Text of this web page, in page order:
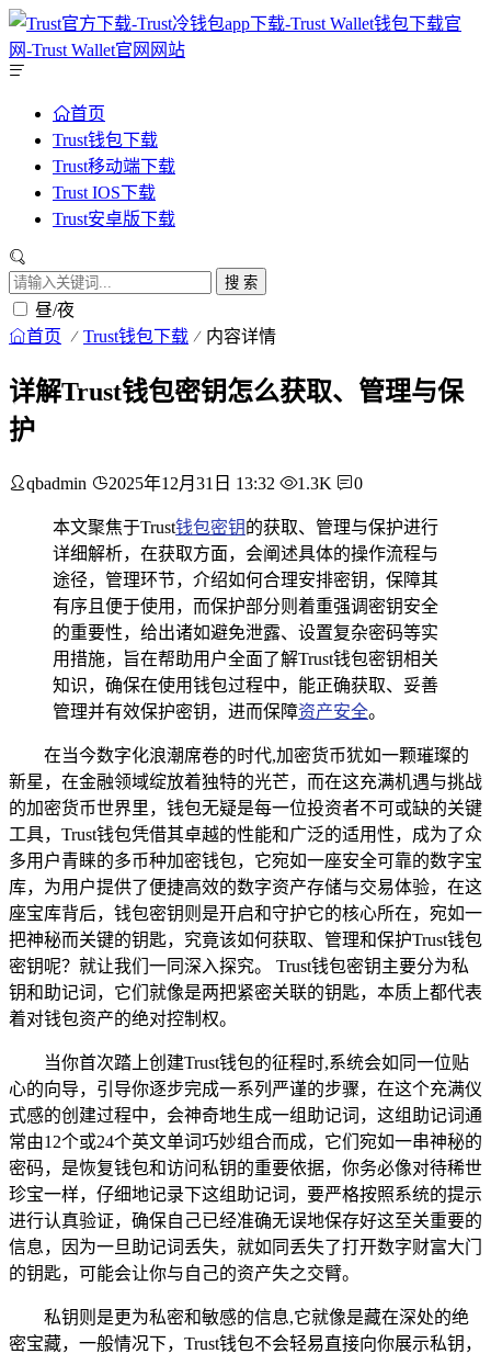
首页
Trust钱包下载
Trust移动端下载
Trust IOS下载
Trust安卓版下载
搜 索
昼/夜
首页 Trust钱包下载 内容详情
详解Trust钱包密钥怎么获取、管理与保
护
qbadmin 2025年12月31日 13:32 1.3K 0
本文聚焦于Trust钱包密钥的获取、管理与保护进行
详细解析，在获取方面，会阐述具体的操作流程与
途径，管理环节，介绍如何合理安排密钥，保障其
有序且便于使用，而保护部分则着重强调密钥安全
的重要性，给出诸如避免泄露、设置复杂密码等实
用措施，旨在帮助用户全面了解Trust钱包密钥相关
知识，确保在使用钱包过程中，能正确获取、妥善
管理并有效保护密钥，进而保障资产安全。
在当今数字化浪潮席卷的时代,加密货币犹如一颗璀璨的
新星，在金融领域绽放着独特的光芒，而在这充满机遇与挑战
的加密货币世界里，钱包无疑是每一位投资者不可或缺的关键
工具，Trust钱包凭借其卓越的性能和广泛的适用性，成为了众
多用户青睐的多币种加密钱包，它宛如一座安全可靠的数字宝
库，为用户提供了便捷高效的数字资产存储与交易体验，在这
座宝库背后，钱包密钥则是开启和守护它的核心所在，宛如一
把神秘而关键的钥匙，究竟该如何获取、管理和保护Trust钱包
密钥呢？就让我们一同深入探究。 Trust钱包密钥主要分为私
钥和助记词，它们就像是两把紧密关联的钥匙，本质上都代表
着对钱包资产的绝对控制权。
当你首次踏上创建Trust钱包的征程时,系统会如同一位贴
心的向导，引导你逐步完成一系列严谨的步骤，在这个充满仪
式感的创建过程中，会神奇地生成一组助记词，这组助记词通
常由12个或24个英文单词巧妙组合而成，它们宛如一串神秘的
密码，是恢复钱包和访问私钥的重要依据，你务必像对待稀世
珍宝一样，仔细地记录下这组助记词，要严格按照系统的提示
进行认真验证，确保自己已经准确无误地保存好这至关重要的
信息，因为一旦助记词丢失，就如同丢失了打开数字财富大门
的钥匙，可能会让你与自己的资产失之交臂。
私钥则是更为私密和敏感的信息,它就像是藏在深处的绝
密宝藏，一般情况下，Trust钱包不会轻易直接向你展示私钥，